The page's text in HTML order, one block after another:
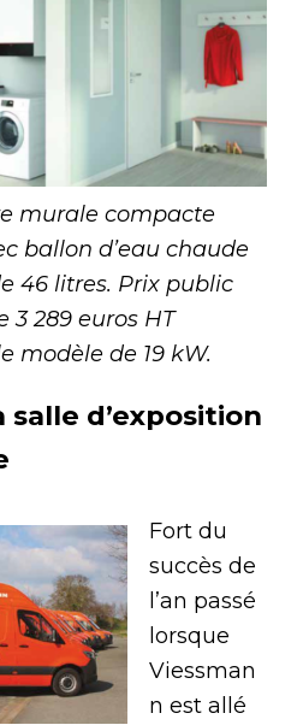
murale compacte
ballon d’eau chaude
46 litres. Prix public
289 euros HT
modèle de 19 kW.
salle d’exposition
Fort du
succès de
l’an passé
lorsque
Viessman
n est allé